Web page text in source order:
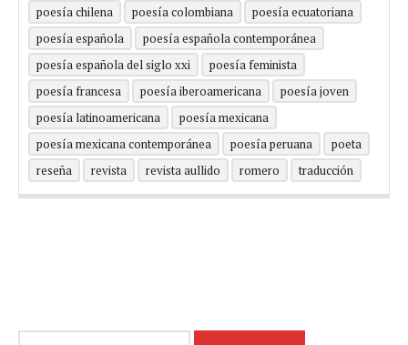
poesía chilena
poesía colombiana
poesía ecuatoriana
poesía española
poesía española contemporánea
poesía española del siglo xxi
poesía feminista
poesía francesa
poesía iberoamericana
poesía joven
poesía latinoamericana
poesía mexicana
poesía mexicana contemporánea
poesía peruana
poeta
reseña
revista revista aullido romero traducción